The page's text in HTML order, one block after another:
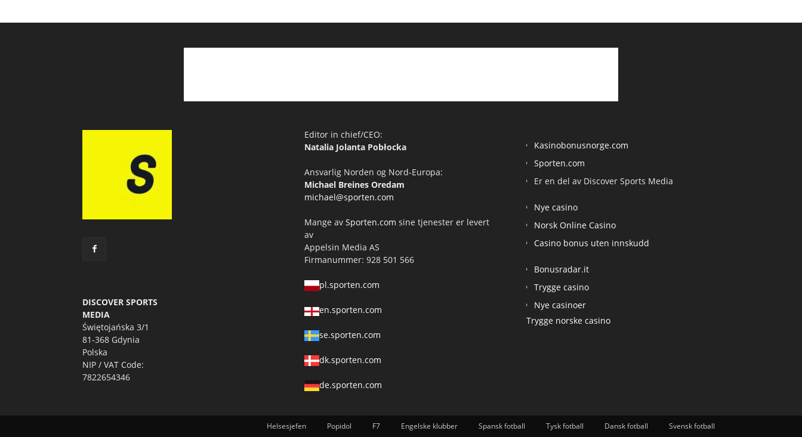
DISCOVER SPORTS
MEDIA
Świętojańska 3/1
81-368 Gdynia
Polska
NIP / VAT Code:
7822654346
Editor in chief/CEO:
Natalia Jolanta Pobłocka
Ansvarlig Norden og Nord-Europa:
Michael Breines Oredam
michael@sporten.com
Mange av Sporten.com sine tjenester er levert
av
Appelsin Media AS
Firmanummer: 928 501 566
pl.sporten.com
en.sporten.com
se.sporten.com
dk.sporten.com
de.sporten.com
Kasinobonusnorge.com
Sporten.com
Er en del av Discover Sports Media
Nye casino
Norsk Online Casino
Casino bonus uten innskudd
Bonusradar.it
Trygge casino
Nye casinoer
Trygge norske casino
Helsesjefen Popidol F7 Engelske klubber Spansk fotball Tysk fotball Dansk fotball Svensk fotball